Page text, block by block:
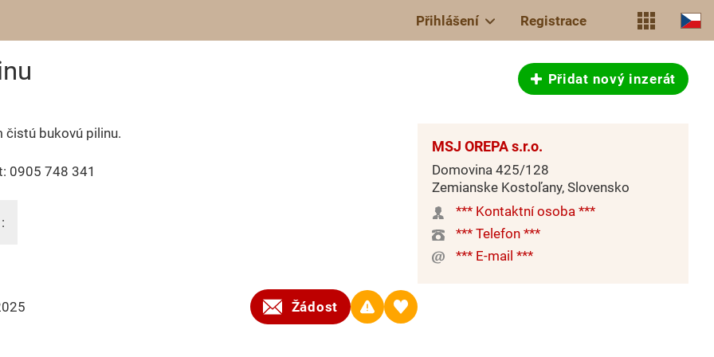
Přihlášení Registrace
Přidat nový inzerát
čistú bukovú pilinu.
0905 748 341
Žádost
MSJ OREPA s.r.o.
Domovina 425/128
Zemianske Kostoľany, Slovensko
*** Kontaktní osoba ***
*** Telefon ***
*** E-mail ***